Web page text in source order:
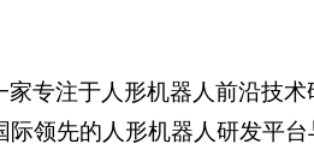
专注于人形机器人前沿技
领先的人形机器人研发平